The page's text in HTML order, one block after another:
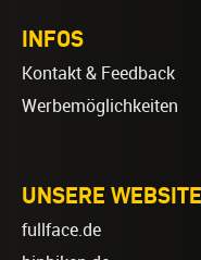
INFOS
Kontakt & Feedback
Werbemöglichkeiten
UNSERE
fullface.de